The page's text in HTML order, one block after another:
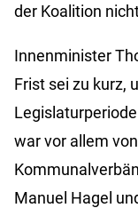
der Koalition
Innenminister
Frist sei zu kurz,
war vor allem
Manuel Hagel